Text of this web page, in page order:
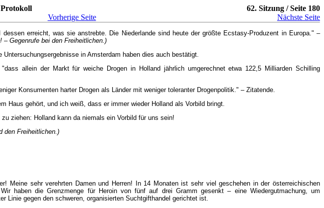
Protokoll
62. Sitzung / Seite 180
Vorherige Seite Nächste Seite
erreicht, was sie anstrebte. Die Niederlande sind heute der größte Ecstasy-Produzent in Europa." –
– Gegenrufe bei den Freiheitlichen.)
in Amsterdam haben dies auch bestätigt.
allein der Markt für weiche Drogen in Holland jährlich umgerechnet etwa 122,5 Milliarden Schilling
Konsumenten harter Drogen als Länder mit weniger toleranter Drogenpolitik." – Zitatende.
Haus gehört, und ich weiß, dass er immer wieder Holland als Vorbild bringt.
ziehen: Holland kann da niemals ein Vorbild für uns sein!
den Freiheitlichen.)
Meine sehr verehrten Damen und Herren! In 14 Monaten ist sehr viel geschehen in der österreichischen
haben die Grenzmenge für Heroin von fünf auf drei Gramm gesenkt – eine Wiedergutmachung, um
Linie gegen den schweren, organisierten Suchtgifthandel gerichtet ist.